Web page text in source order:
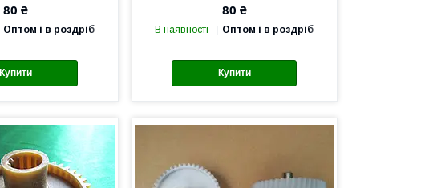
80 ₴
Оптом і в роздріб
Купити
80 ₴
В наявності Оптом і в роздріб
Купити